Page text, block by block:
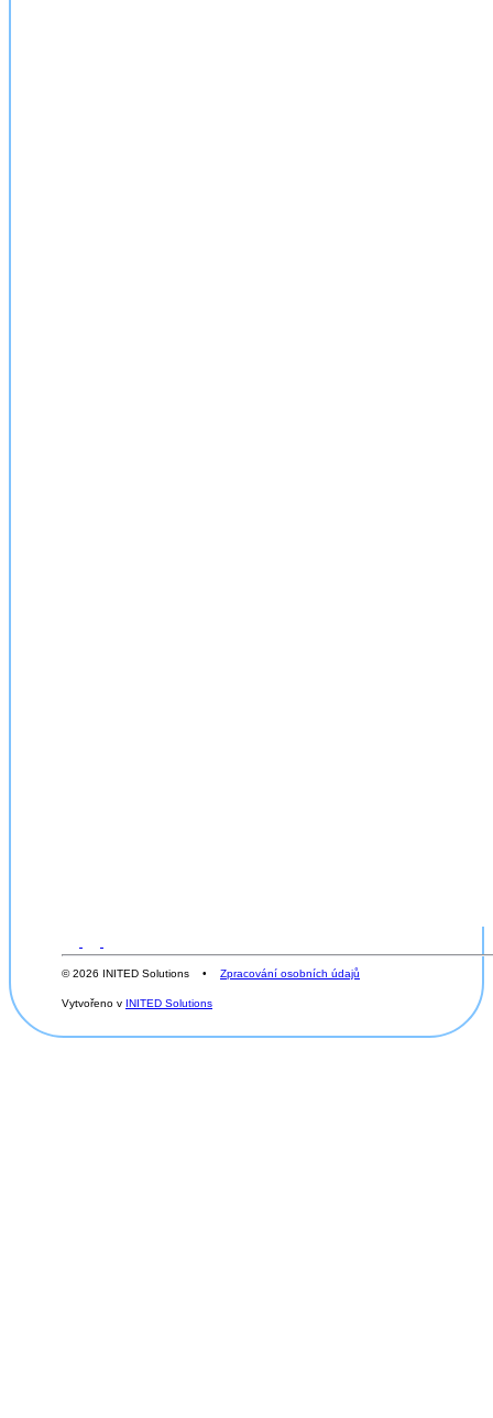
© 2026 INITED Solutions • Zpracování osobních údajů
Vytvořeno v INITED Solutions